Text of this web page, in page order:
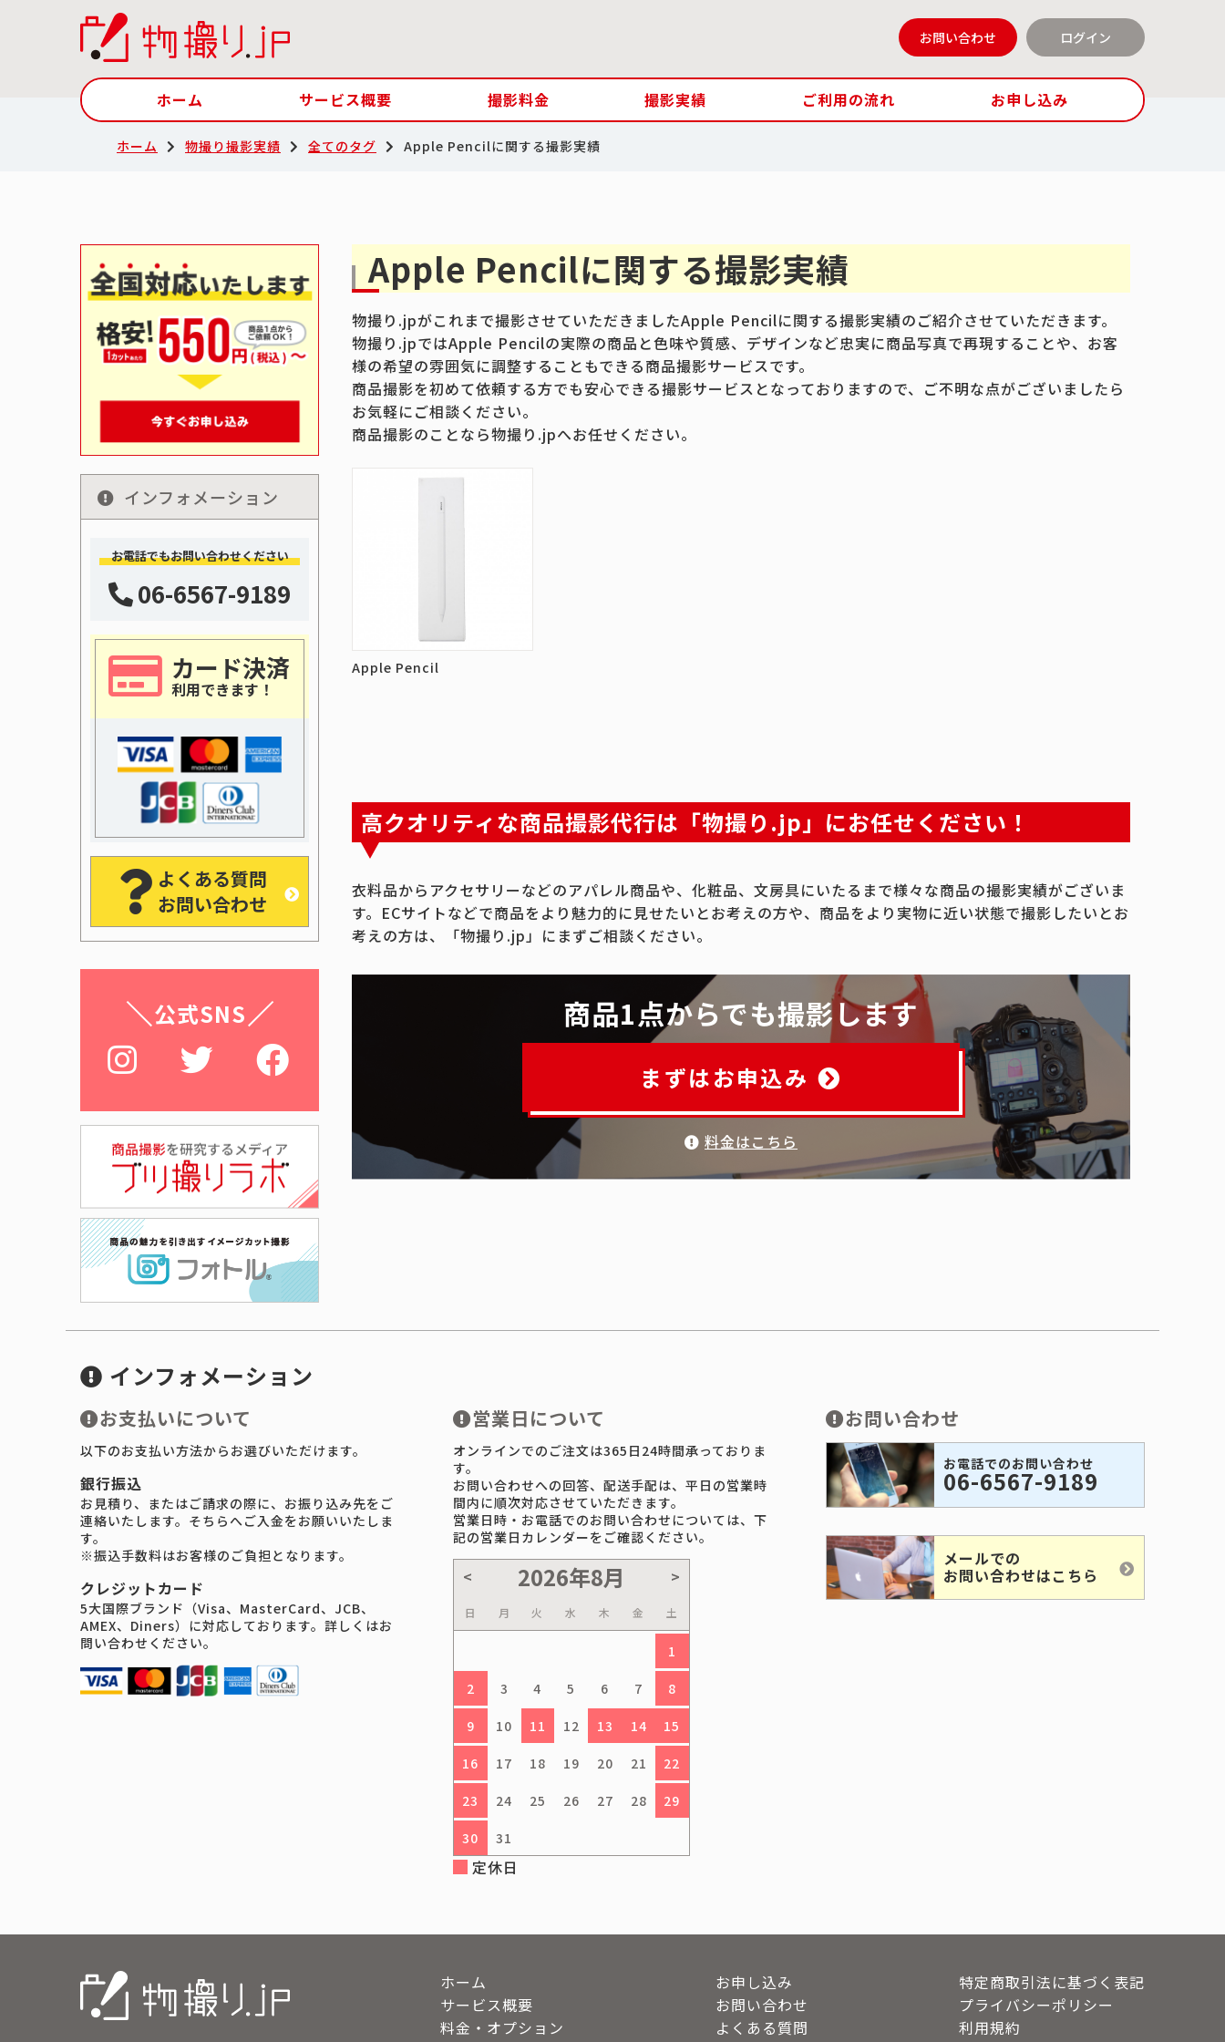
お問い合わせ ログイン
ホーム サービス概要 撮影料金 撮影実績 ご利用の流れ お申し込み
ホーム 物撮り撮影実績 全てのタグ Apple Pencilに関する撮影実績
Apple Pencilに関する撮影実績
物撮り.jpがこれまで撮影させていただきましたApple Pencilに関する撮影実績のご紹介させていただきます。
物撮り.jpではApple Pencilの実際の商品と色味や質感、デザインなど忠実に商品写真で再現することや、お客
様の希望の雰囲気に調整することもできる商品撮影サービスです。
商品撮影を初めて依頼する方でも安心できる撮影サービスとなっておりますので、ご不明な点がございましたら
お気軽にご相談ください。
商品撮影のことなら物撮り.jpへお任せください。
Apple Pencil
高クオリティな商品撮影代行は「物撮り.jp」にお任せください！
衣料品からアクセサリーなどのアパレル商品や、化粧品、文房具にいたるまで様々な商品の撮影実績がございま
す。ECサイトなどで商品をより魅力的に見せたいとお考えの方や、商品をより実物に近い状態で撮影したいとお
考えの方は、「物撮り.jp」にまずご相談ください。
商品1点からでも撮影します
まずはお申込み
料金はこちら
インフォメーション
お電話でもお問い合わせください
06-6567-9189
カード決済
利用できます！
よくある質問
お問い合わせ
公式SNS
インフォメーション
お支払いについて
以下のお支払い方法からお選びいただけます。
銀行振込
お見積り、またはご請求の際に、お振り込み先をご
連絡いたします。そちらへご入金をお願いいたしま
す。
※振込手数料はお客様のご負担となります。
クレジットカード
5大国際ブランド（Visa、MasterCard、JCB、
AMEX、Diners）に対応しております。詳しくはお
問い合わせください。
営業日について
オンラインでのご注文は365日24時間承っておりま
す。
お問い合わせへの回答、配送手配は、平日の営業時
間内に順次対応させていただきます。
営業日時・お電話でのお問い合わせについては、下
記の営業日カレンダーをご確認ください。
日 月 火 水 木 金 土
1
2 3 4 5 6 7 8
9 10 11 12 13 14 15
16 17 18 19 20 21 22
23 24 25 26 27 28 29
30 31
定休日
お問い合わせ
お電話でのお問い合わせ
06-6567-9189
メールでの
お問い合わせはこちら
ホーム
サービス概要
料金・オプション
お申し込み
お問い合わせ
よくある質問
特定商取引法に基づく表記
プライバシーポリシー
利用規約